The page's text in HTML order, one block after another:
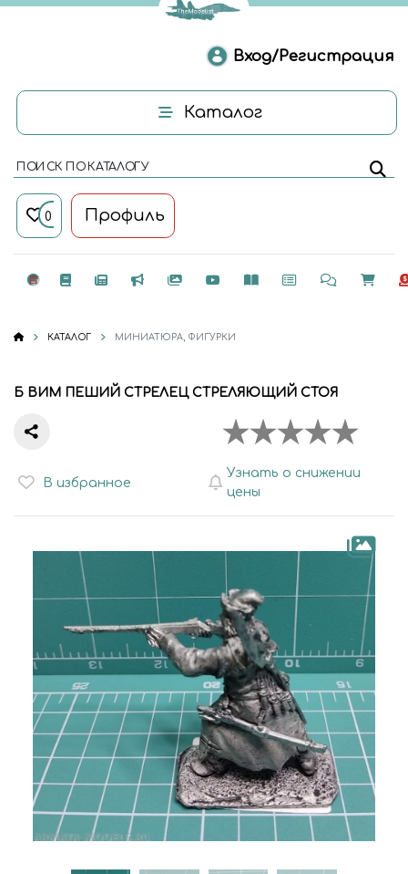
Вход/Регистрация
Каталог
ПОИСК ПО КАТАЛОГУ
0 Профиль
КАТАЛОГ МИНИАТЮРА, ФИГУРКИ
Б ВИМ ПЕШИЙ СТРЕЛЕЦ СТРЕЛЯЮЩИЙ СТОЯ
В избранное
Узнать о снижении
цены